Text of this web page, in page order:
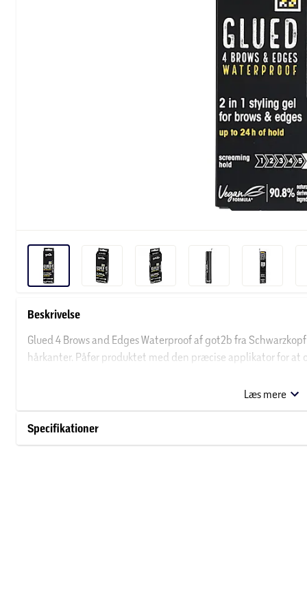
Beskrivelse
Glued 4 Brows and Edges Waterproof af got2b fra
hårkanter. Påfør produktet med den præcise applikator for at
Schwarzkopf har eksisteret i mere end 100 år – og du finder
Læs mere
Specifikationer